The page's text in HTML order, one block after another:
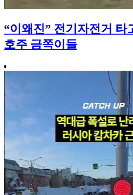
“이왜진” 전기자전거 타
호주 금쪽이들